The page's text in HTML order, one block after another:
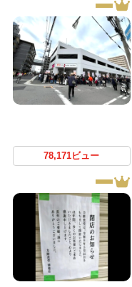
78,171ビュー